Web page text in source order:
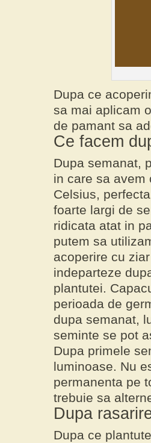
Dupa ce
sa mai aplicam
de pamant sa
Ce facem
Dupa semanat,
in care sa avem
Celsius,
foarte largi de
ridicata atat in
putem sa
acoperire cu
indeparteze
plantutei.
perioada de
dupa semanat,
seminte se pot
Dupa primele
luminoase. Nu
permanenta pe
trebuie sa
Dupa
Dupa ce